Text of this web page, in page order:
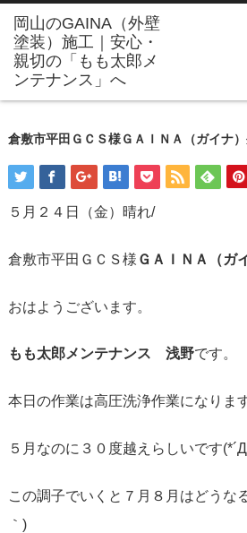
倉敷市平田ＧＣＳ様ＧＡＩＮＡ（ガイナ
５月２４日（金）晴れ/
倉敷市平田ＧＣＳ様 ＧＡＩＮＡ（ガ
おはようございます。
もも太郎メンテナンス 浅野です。
本日の作業は高圧洗浄作業になりま
５月なのに３０度越えらしいです
この調子でいくと７月８月はどうな
｀)